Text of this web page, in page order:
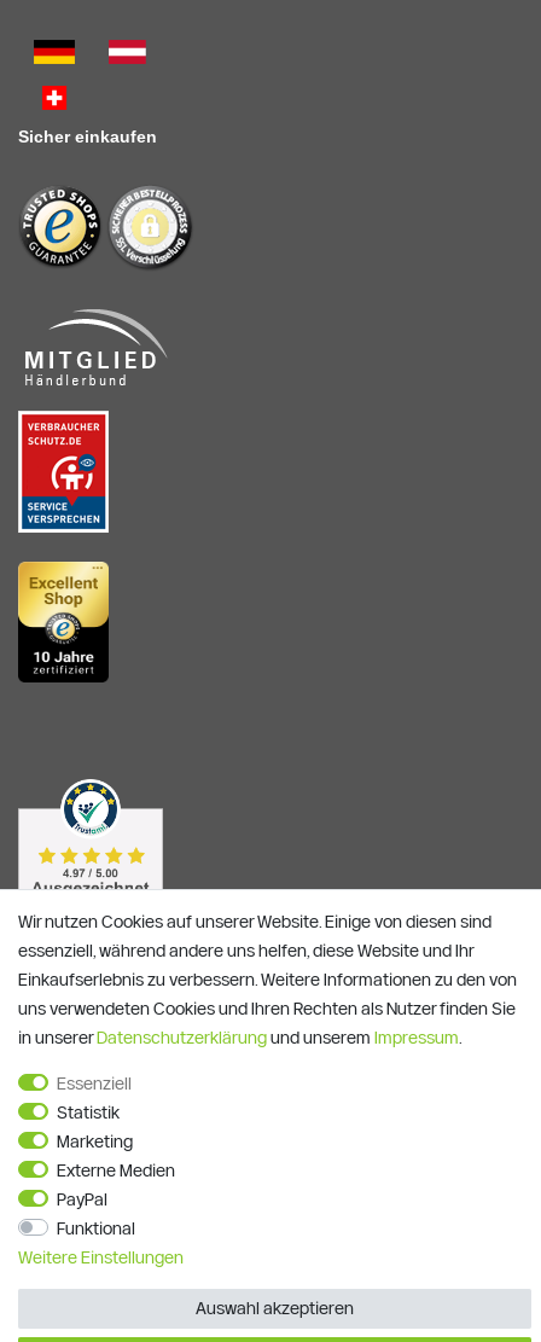
Sicher einkaufen
Alle Preise verstehen sich inkl. ges. MwSt. und zzgl.
© Copyright 2026 | Alle Rechte vorbehalten.
Wir nutzen Cookies auf unserer Website. Einige von diesen sind
essenziell, während andere uns helfen, diese Website und Ihr
Einkaufserlebnis zu verbessern. Weitere Informationen zu den von
uns verwendeten Cookies und Ihren Rechten als Nutzer finden Sie
in unsererDaten­schutz­erklärungund unserem Impressum
Essenziell
Statistik
Marketing
Externe Medien
PayPal
Funktional
Weitere Einstellungen
Auswahl akzeptieren